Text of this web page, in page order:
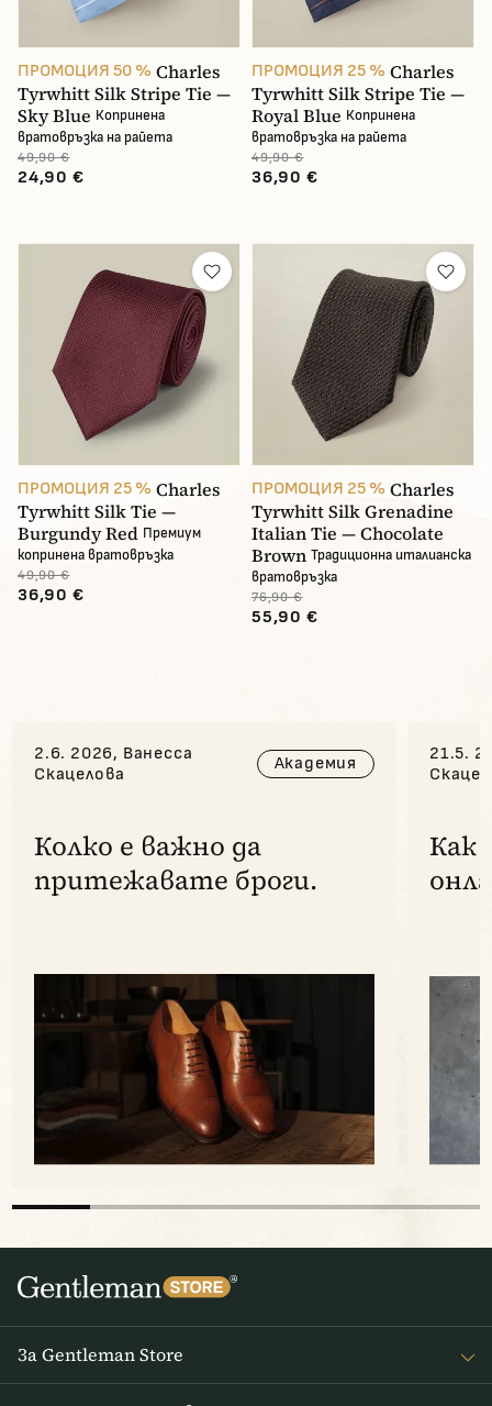
ПРОМОЦИЯ 50 % Charles
Tyrwhitt Silk Stripe Tie —
Sky Blue Копринена
вратовръзка на райета
49,90 €
24,90 €
ПРОМОЦИЯ 25 % Charles
Tyrwhitt Silk Stripe Tie —
Royal Blue Копринена
вратовръзка на райета
49,90 €
36,90 €
ПРОМОЦИЯ 25 % Charles
Tyrwhitt Silk Tie —
Burgundy Red Премиум
копринена вратовръзка
49,90 €
36,90 €
ПРОМОЦИЯ 25 % Charles
Tyrwhitt Silk Grenadine
Italian Tie — Chocolate
Brown Традиционна италианска
вратовръзка
76,90 €
55,90 €
2.6. 2026, Ванесса
Скацелова
Академия
Колко е важно да
притежавате броги.
21.5.
Как
За Gentleman Store